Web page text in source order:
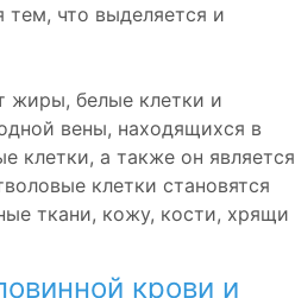
что выделяется и
жиры, белые клетки и
вены, находящихся в
клетки, а также он является
клетки становятся
ткани, кожу, кости, хрящи
крови и